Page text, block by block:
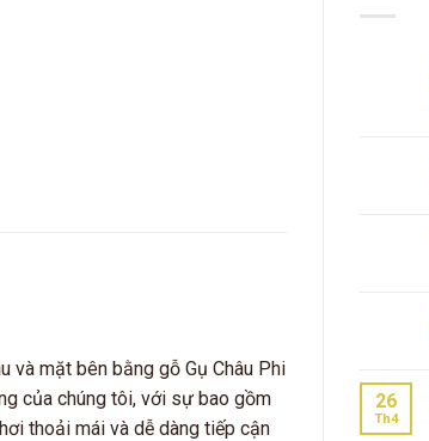
26
Th4
và mặt bên bằng gỗ Gụ Châu Phi
của chúng tôi, với sự bao gồm
thoải mái và dễ dàng tiếp cận